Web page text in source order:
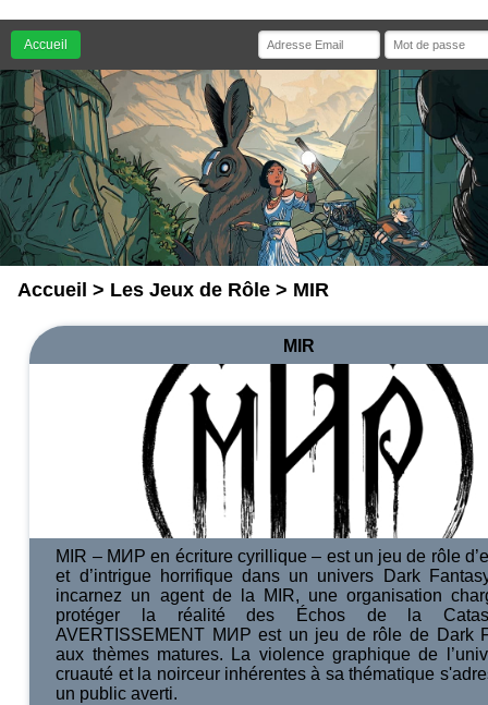
Accueil
Accueil > Les Jeux de Rôle > MIR
MIR
MIR – MИP en écriture cyrillique – est un jeu de rôle
et d’intrigue horrifique dans un univers Dark
incarnez un agent de la MIR, une organisation
protéger la réalité des Échos de la
AVERTISSEMENT MИP est un jeu de rôle de Dark
aux thèmes matures. La violence graphique de
cruauté et la noirceur inhérentes à sa thématique
un public averti.